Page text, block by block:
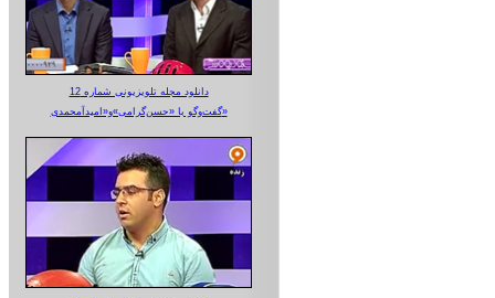
دانلود مجله تلویزیونی شماره 12
گفت‌وگو با «حسن‌گرامی»و«امیدآمحمدی»